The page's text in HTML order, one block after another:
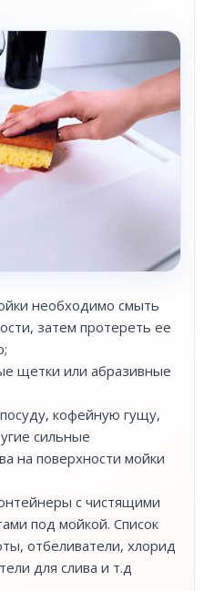
необходимо смыть
затем протереть ее
щетки или абразивные
кофейную гущу,
сильные
на поверхности мойки
с чистящими
под мойкой. Список
отбеливатели, хлорид
для слива и т.д